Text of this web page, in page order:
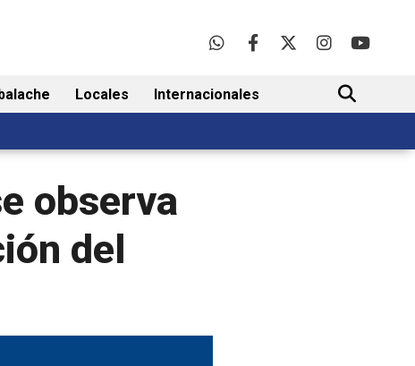
Locales Internacionales
BUSCAR
observa
del